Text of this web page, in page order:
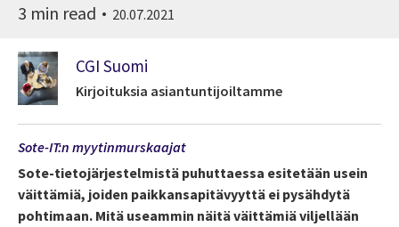
3 min read 20.07.2021
CGI Suomi
Kirjoituksia asiantuntijoiltamme
Sote-IT:n myytinmurskaajat
Sote-tietojärjestelmistä puhuttaessa esitetään usein
väittämiä, joiden paikkansapitävyyttä ei pysähdytä
pohtimaan. Mitä useammin näitä väittämiä viljellään